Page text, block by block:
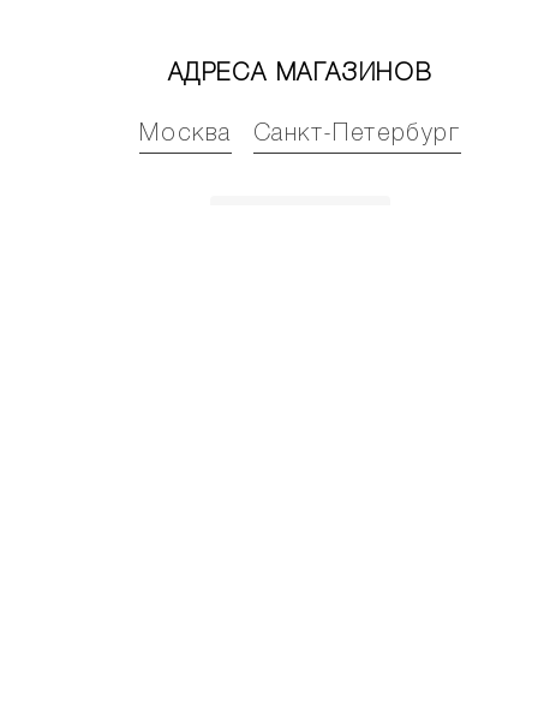
АДРЕСА МАГАЗИНОВ
Москва Санкт-Петербург